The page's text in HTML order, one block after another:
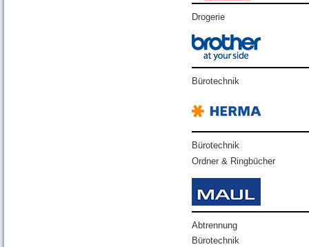
Drogerie
Bürotechnik
Bürotechnik
Ordner & Ringbücher
Abtrennung
Bürotechnik